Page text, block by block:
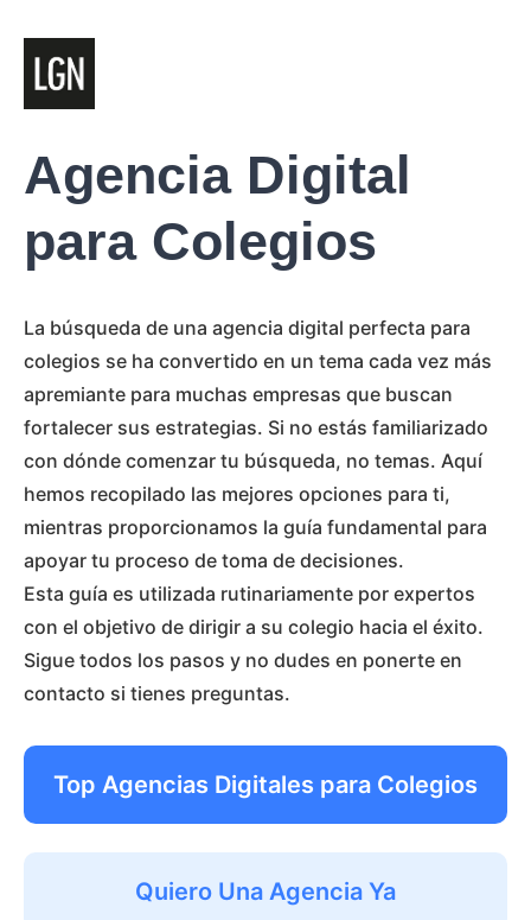
Agencia Digital
para Colegios
La búsqueda de una agencia digital perfecta para
colegios se ha convertido en un tema cada vez más
apremiante para muchas empresas que buscan
fortalecer sus estrategias. Si no estás familiarizado
con dónde comenzar tu búsqueda, no temas. Aquí
hemos recopilado las mejores opciones para ti,
mientras proporcionamos la guía fundamental para
apoyar tu proceso de toma de decisiones.
Esta guía es utilizada rutinariamente por expertos
con el objetivo de dirigir a su colegio hacia el éxito.
Sigue todos los pasos y no dudes en ponerte en
contacto si tienes preguntas.
Top Agencias Digitales para Colegios
Quiero Una Agencia Ya